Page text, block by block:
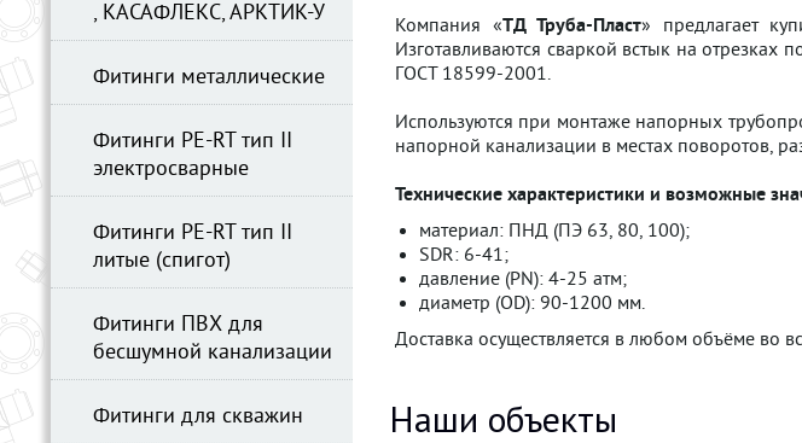
Компания «ТД Труба-Пласт» предлагает
Изготавливаются сваркой встык на
ГОСТ 18599-2001.
Используются при монтаже напорных
напорной канализации в местах поворотов,
Технические характеристики и возможные
материал: ПНД (ПЭ 63, 80, 100);
SDR: 6-41;
давление (PN): 4-25 атм;
диаметр (OD): 90-1200 мм.
Доставка осуществляется в любом объёме во
Наши объекты
, КАСАФЛЕКС, АРКТИК-У
Фитинги металлические
Фитинги PE-RT тип II
электросварные
Фитинги PE-RT тип II
литые (спигот)
Фитинги ПВХ для
бесшумной канализации
Фитинги для скважин